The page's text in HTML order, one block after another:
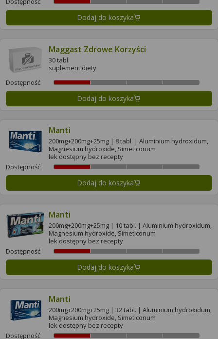
Dodaj do koszyka
Maggast Zdrowe Korzyści
30 tabl.
suplement diety
Dostępność
Dodaj do koszyka
Manti
200mg+200mg+25mg | 8 tabl. | Aluminium hydroxidum,
Magnesium hydroxide, Simeticonum
lek dostępny bez recepty
Dostępność
Dodaj do koszyka
Manti
200mg+200mg+25mg | 10 tabl. | Aluminium hydroxidum,
Magnesium hydroxide, Simeticonum
lek dostępny bez recepty
Dostępność
Dodaj do koszyka
Manti
200mg+200mg+25mg | 32 tabl. | Aluminium hydroxidum,
Magnesium hydroxide, Simeticonum
lek dostępny bez recepty
Dostępność